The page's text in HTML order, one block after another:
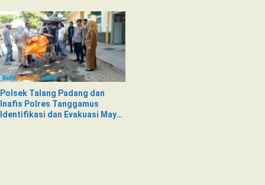
Nad
Polsek Talang Padang dan
Inafis Polres Tanggamus
Identifikasi dan Evakuasi Mayat